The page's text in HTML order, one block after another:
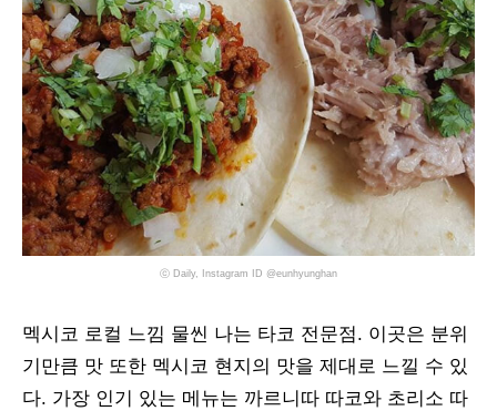
ⓒ Daily, Instagram ID @eunhyunghan
멕시코 로컬 느낌 물씬 나는 타코 전문점. 이곳은 분위
기만큼 맛 또한 멕시코 현지의 맛을 제대로 느낄 수 있
다. 가장 인기 있는 메뉴는 까르니따 따코와 초리소 따